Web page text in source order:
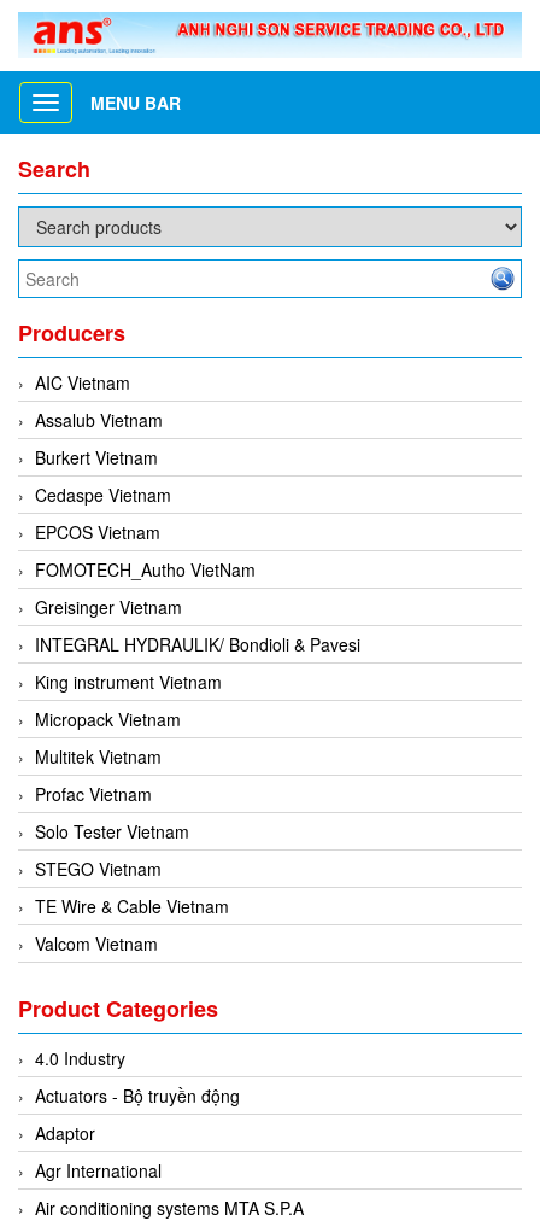
Toggle
navigation
MENU BAR
Search
Producers
AIC Vietnam
Assalub Vietnam
Burkert Vietnam
Cedaspe Vietnam
EPCOS Vietnam
FOMOTECH_Autho VietNam
Greisinger Vietnam
INTEGRAL HYDRAULIK/ Bondioli & Pavesi
King instrument Vietnam
Micropack Vietnam
Multitek Vietnam
Profac Vietnam
Solo Tester Vietnam
STEGO Vietnam
TE Wire & Cable Vietnam
Valcom Vietnam
3CTEST Vietnam
4B VietNam Vietnam
ABB Vietnam
AC Infinity Vietnam
AC&E Telecommunications
AC&T Vietnam
Product Categories
4.0 Industry
Actuators - Bộ truyền động
Adaptor
Agr International
Air conditioning systems MTA S.P.A